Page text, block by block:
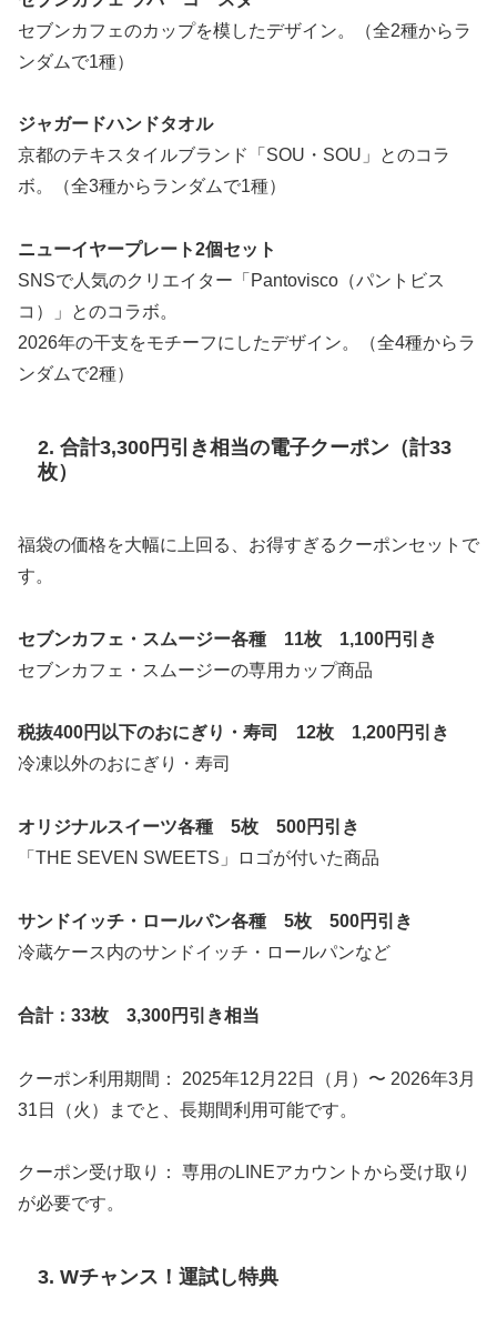
セブンカフェのカップを模したデザイン。（全2種からラ
ンダムで1種）
ジャガードハンドタオル
京都のテキスタイルブランド「SOU・SOU」とのコラ
ボ。（全3種からランダムで1種）
ニューイヤープレート2個セット
SNSで人気のクリエイター「Pantovisco（パントビス
コ）」とのコラボ。
2026年の干支をモチーフにしたデザイン。（全4種からラ
ンダムで2種）
2. 合計3,300円引き相当の電子クーポン（計33
枚）
福袋の価格を大幅に上回る、お得すぎるクーポンセットで
す。
セブンカフェ・スムージー各種 11枚 1,100円引き
セブンカフェ・スムージーの専用カップ商品
税抜400円以下のおにぎり・寿司 12枚 1,200円引き
冷凍以外のおにぎり・寿司
オリジナルスイーツ各種 5枚 500円引き
「THE SEVEN SWEETS」ロゴが付いた商品
サンドイッチ・ロールパン各種 5枚 500円引き
冷蔵ケース内のサンドイッチ・ロールパンなど
合計：33枚 3,300円引き相当
クーポン利用期間： 2025年12月22日（月）〜 2026年3月
31日（火）までと、長期間利用可能です。
クーポン受け取り： 専用のLINEアカウントから受け取り
が必要です。
3. Wチャンス！運試し特典